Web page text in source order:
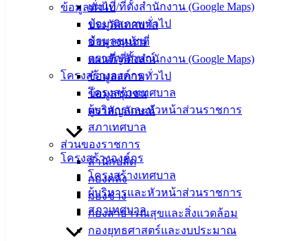
แผนที่/ที่ตั้งสำนักงาน (Google Maps)
ข้อมูลสภาพทั่วไป
ข้อมูลชุมชน
ตราสัญลักษณ์
โครงสร้างองค์กร
โครงสร้างเทศบาล
ผู้บริหารและหัวหน้าส่วนราชการ
สภาเทศบาล
ส่วนของราชการ
สำนักปลัด
กองคลัง
กองช่าง
กองสาธารณสุขและสิ่งแวดล้อม
กองยุทธศาสตร์และงบประมาณ
ข้อมูลทั่วไป
ประวัติเทศบาล
อำนาจหน้าที่
แผนที่/ที่ตั้งสำนักงาน (Google Maps)
ข้อมูลสภาพทั่วไป
ข้อมูลชุมชน
ตราสัญลักษณ์
โครงสร้างองค์กร
โครงสร้างเทศบาล
ผู้บริหารและหัวหน้าส่วนราชการ
สภาเทศบาล
กรกฎาคม 10, 2024กรกฎาคม 10, 2024
ประกาศผู้ชนะ
ซื้อหมึกถ่ายเอกสาร 4 รายการ ดาวน์โหลด
เมืองอ่าง